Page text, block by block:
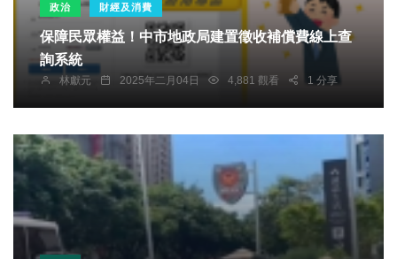
政治 財經及消費
保障民眾權益！中市地政局建置徵收補償費線上查
詢系統
林獻元 2025年二月04日 4,881 觀看 1 分享